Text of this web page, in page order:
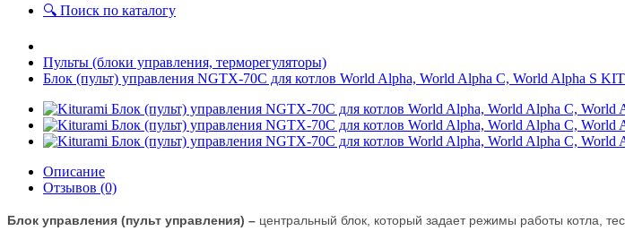
🔍 Поиск по каталогу
Пульты (блоки управления, терморегуляторы)
Блок (пульт) управления NGTX-70C для котлов World Alpha, World Alpha C, World Alpha
Описание
Отзывов (0)
Блок управления (пульт управления) – центральный блок, который задает режимы работы котла,